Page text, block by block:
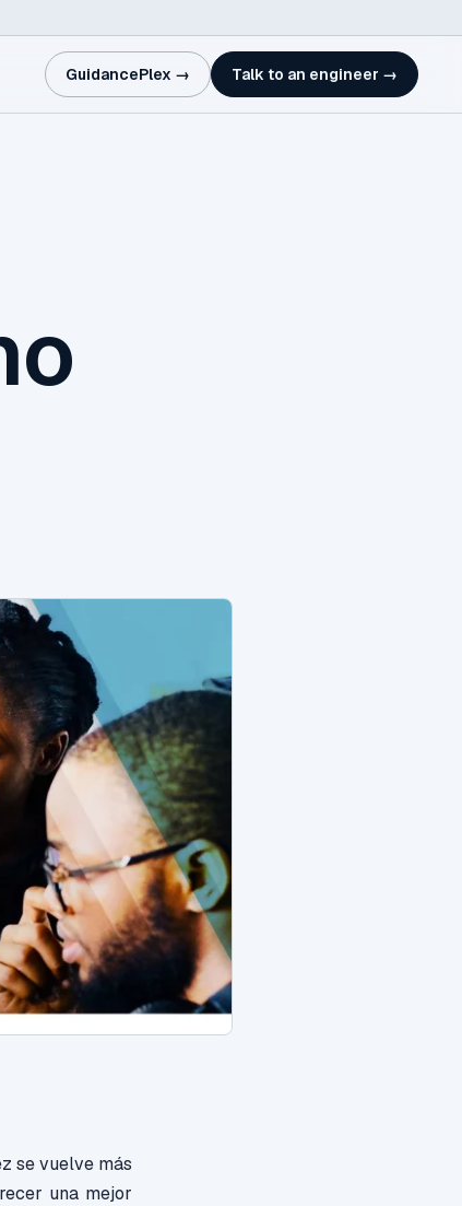
GuidancePlex → Talk to an engineer →
se vuelve más
una mejor